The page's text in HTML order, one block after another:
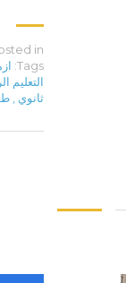
in:
Tags:
التعليم
ثانوي